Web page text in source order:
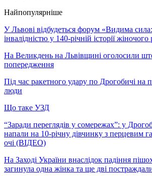
Найпопулярніше
У Львові відбудеться форум «Видима
інвалідністю у 140-річній історії жіночого
На Великдень на Львівщині оголосили
попередження
Під час ракетного удару по Дрогобичі на
люди
Що таке УЗД
“Заради переглядів у сомережах”: у
напали на 10-річну дівчинку з перцевим
очі (ВІДЕО)
На Заході України внаслідок падіння
загинула одна жінка та ще дві